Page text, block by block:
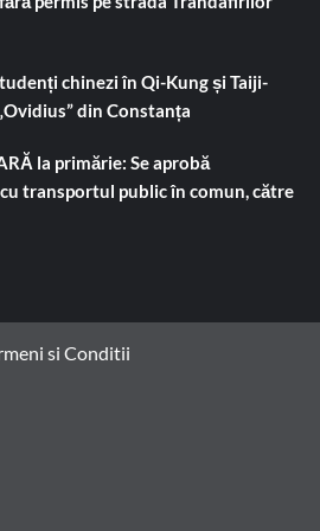
chinezi în Qi-Kung și Taiji-
din Constanța
la primărie: Se aprobă
transportul public în comun, către
si Conditii